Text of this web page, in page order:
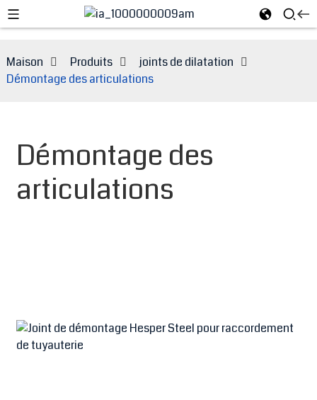
Maison Produits
joints de dilatation
Démontage des articulations
Démontage des
articulations